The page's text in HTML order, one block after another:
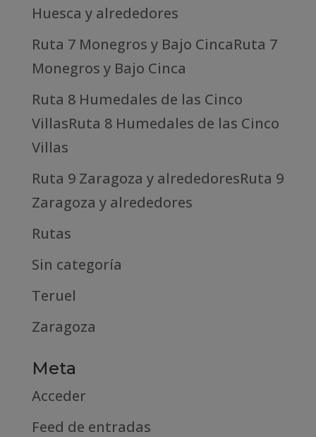
Huesca y alrededores
Ruta 7 Monegros y Bajo CincaRuta 7
Monegros y Bajo Cinca
Ruta 8 Humedales de las Cinco
VillasRuta 8 Humedales de las Cinco
Villas
Ruta 9 Zaragoza y alrededoresRuta 9
Zaragoza y alrededores
Rutas
Sin categoría
Teruel
Zaragoza
Meta
Acceder
Feed de entradas